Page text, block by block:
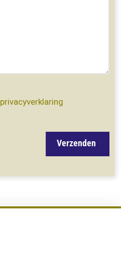
privacyverklaring
Verzenden